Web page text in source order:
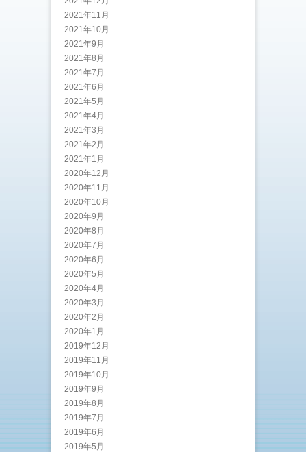
2021年11月
2021年10月
2021年9月
2021年8月
2021年7月
2021年6月
2021年5月
2021年4月
2021年3月
2021年2月
2021年1月
2020年12月
2020年11月
2020年10月
2020年9月
2020年8月
2020年7月
2020年6月
2020年5月
2020年4月
2020年3月
2020年2月
2020年1月
2019年12月
2019年11月
2019年10月
2019年9月
2019年8月
2019年7月
2019年6月
2019年5月